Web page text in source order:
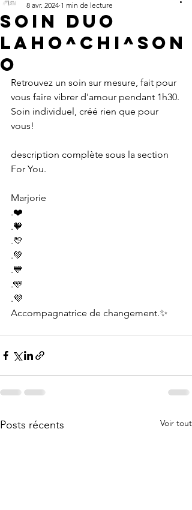
Soin Duo
LaHo^Chi^Son
o
8 avr. 2024 1 min de lecture
Retrouvez un soin sur mesure, fait pour
vous faire vibrer d'amour pendant 1h30.
Soin individuel, créé rien que pour
vous!
description complète sous la section
For You.
Marjorie
.❤️
.🧡
.💛
.💚
.💙
.🩵
.💜
Accompagnatrice de changement.✨
Posts récents Voir tout